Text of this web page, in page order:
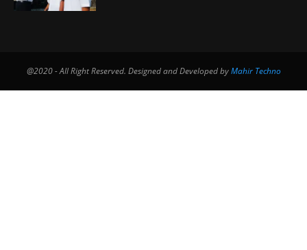
@2020 - All Right Reserved. Designed and Developed byMahir Techno